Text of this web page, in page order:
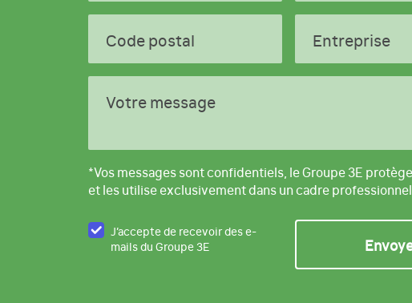
Code postal Entreprise
Votre message
*Vos messages sont confidentiels, le Groupe 3E
et les utilise exclusivement dans un cadre professionnel.
J’accepte de recevoir des e-
mails du Groupe 3E